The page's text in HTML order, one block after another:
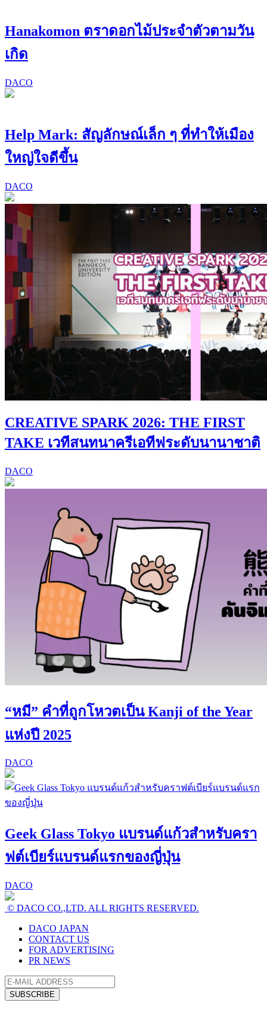
Hanakomon ตราดอกไม้ประจำตัวตามวัน
เกิด
DACO
Help Mark: สัญลักษณ์เล็ก ๆ ที่ทำให้เมือง
ใหญ่ใจดีขึ้น
DACO
CREATIVE SPARK 2026: THE FIRST
TAKE เวทีสนทนาครีเอทีฟระดับนานาชาติ
DACO
“หมี” คำที่ถูกโหวตเป็น Kanji of the Year
แห่งปี 2025
DACO
Geek Glass Tokyo แบรนด์แก้วสำหรับครา
ฟต์เบียร์แบรนด์แรกของญี่ปุ่น
DACO
© DACO CO.,LTD. ALL RIGHTS RESERVED.
DACO JAPAN
CONTACT US
FOR ADVERTISING
PR NEWS